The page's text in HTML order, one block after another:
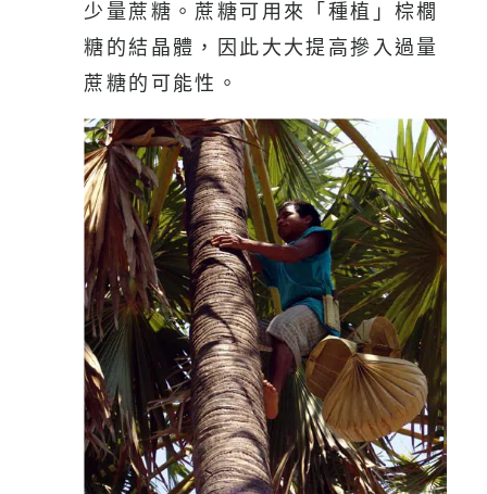
少量蔗糖。蔗糖可用來「種植」棕櫚
糖的結晶體，因此大大提高摻入過量
蔗糖的可能性。